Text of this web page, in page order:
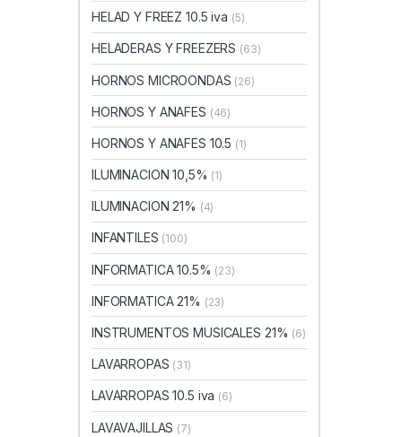
HELAD Y FREEZ 10.5 iva (5)
HELADERAS Y FREEZERS (63)
HORNOS MICROONDAS (26)
HORNOS Y ANAFES (46)
HORNOS Y ANAFES 10.5 (1)
ILUMINACION 10,5% (1)
ILUMINACION 21% (4)
INFANTILES (100)
INFORMATICA 10.5% (23)
INFORMATICA 21% (23)
INSTRUMENTOS MUSICALES 21% (6)
LAVARROPAS (31)
LAVARROPAS 10.5 iva (6)
LAVAVAJILLAS (7)